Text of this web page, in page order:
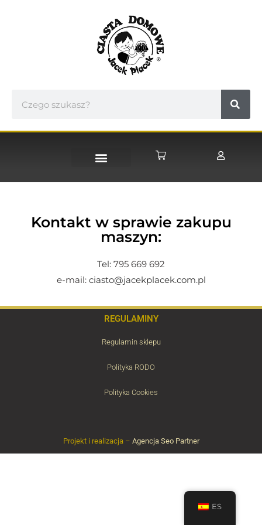
Kontakt w sprawie zakupu
maszyn:
Tel: 795 669 692
e-mail: ciasto@jacekplacek.com.pl
REGULAMINY
Regulamin sklepu
Polityka RODO
Polityka Cookies
Projekt i realizacja – Agencja Seo Partner
ES